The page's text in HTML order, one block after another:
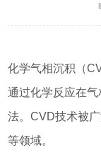
化学气相沉积（
通过化学反应在
法。CVD技术被
等领域。